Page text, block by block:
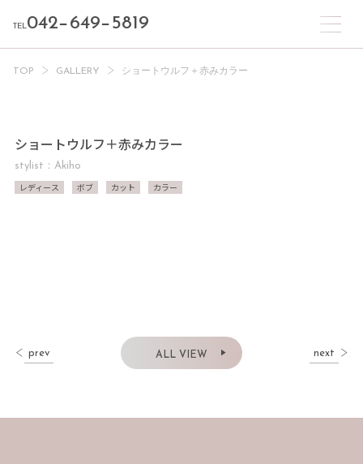
TEL042−649−5819
TOP GALLERY ショートウルフ＋赤みカラー
ショートウルフ＋赤みカラー
stylist：Akiho
レディース ボブ カット カラー
prev ALL VIEW next